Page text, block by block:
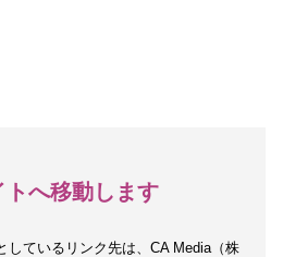
トへ移動します
ているリンク先は、 CA Media（株